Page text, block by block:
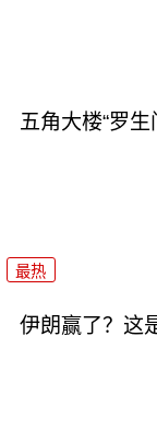
五角大楼“罗
最热
伊朗赢了？这